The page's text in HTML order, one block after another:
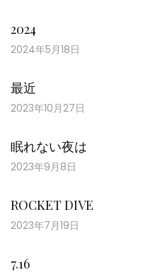
2024
2024年5月18日
最近
2023年10月27日
眠れない夜は
2023年9月8日
ROCKET DIVE
2023年7月19日
7.16